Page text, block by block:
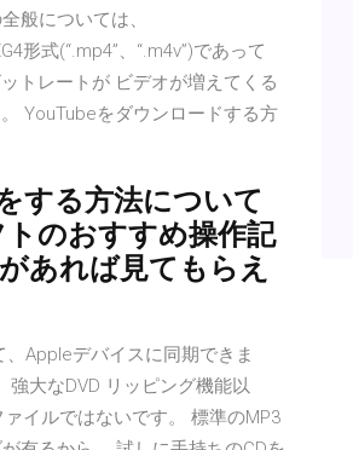
般については、
形式(“.mp4”、“.m4v”)であって
トレートが ビデオが増えてくる
YouTubeをダウンロードする方
する方法について
のおすすめ操作記
あれば見てもらえ
Appleデバイスに同期できま
大なDVD リッピング機能以
イルではないです。 標準のMP3